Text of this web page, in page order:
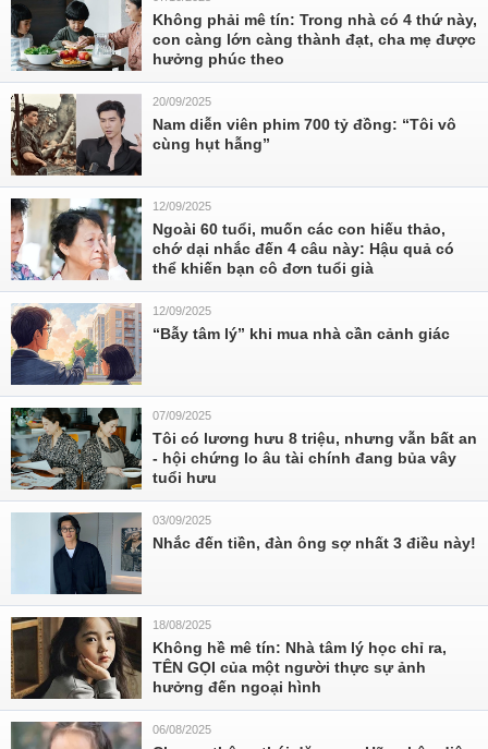
Không phải mê tín: Trong nhà có 4 thứ này,
con càng lớn càng thành đạt, cha mẹ được
hưởng phúc theo
20/09/2025
Nam diễn viên phim 700 tỷ đồng: “Tôi vô
cùng hụt hẫng”
12/09/2025
Ngoài 60 tuổi, muốn các con hiếu thảo,
chớ dại nhắc đến 4 câu này: Hậu quả có
thể khiến bạn cô đơn tuổi già
12/09/2025
“Bẫy tâm lý” khi mua nhà cần cảnh giác
07/09/2025
Tôi có lương hưu 8 triệu, nhưng vẫn bất an
- hội chứng lo âu tài chính đang bủa vây
tuổi hưu
03/09/2025
Nhắc đến tiền, đàn ông sợ nhất 3 điều này!
18/08/2025
Không hề mê tín: Nhà tâm lý học chỉ ra,
TÊN GỌI của một người thực sự ảnh
hưởng đến ngoại hình
06/08/2025